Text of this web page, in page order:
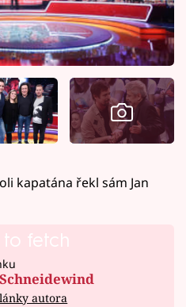
kapatána řekl sám Jan
to fetch
autora